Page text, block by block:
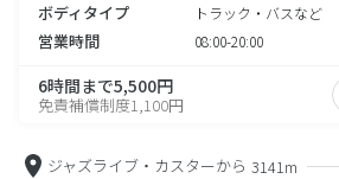
ボディタイプ トラック・バスなど
営業時間 08:00-20:00
6時間まで5,500円
免責補償制度1,100円
ジャズライブ・カスターから 3141m